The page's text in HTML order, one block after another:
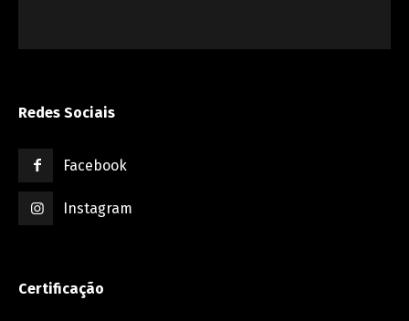
Redes Sociais
Facebook
Instagram
Certificação